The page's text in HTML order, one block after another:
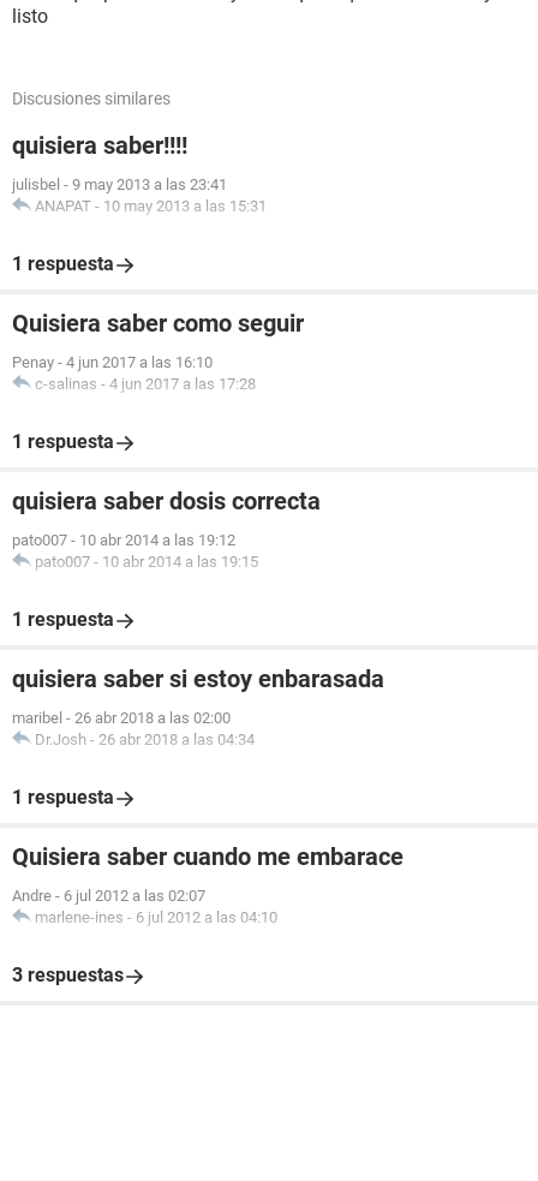
listo
Discusiones similares
quisiera saber!!!!
julisbel - 9 may 2013 a las 23:41
ANAPAT - 10 may 2013 a las 15:31
1 respuesta
Quisiera saber como seguir
Penay - 4 jun 2017 a las 16:10
c-salinas - 4 jun 2017 a las 17:28
1 respuesta
quisiera saber dosis correcta
pato007 - 10 abr 2014 a las 19:12
pato007 - 10 abr 2014 a las 19:15
1 respuesta
quisiera saber si estoy enbarasada
maribel - 26 abr 2018 a las 02:00
Dr.Josh - 26 abr 2018 a las 04:34
1 respuesta
Quisiera saber cuando me embarace
Andre - 6 jul 2012 a las 02:07
marlene-ines - 6 jul 2012 a las 04:10
3 respuestas